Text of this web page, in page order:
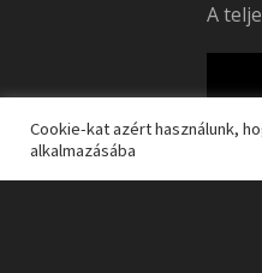
A
Cookie-kat azért használunk,
alkalmazásába